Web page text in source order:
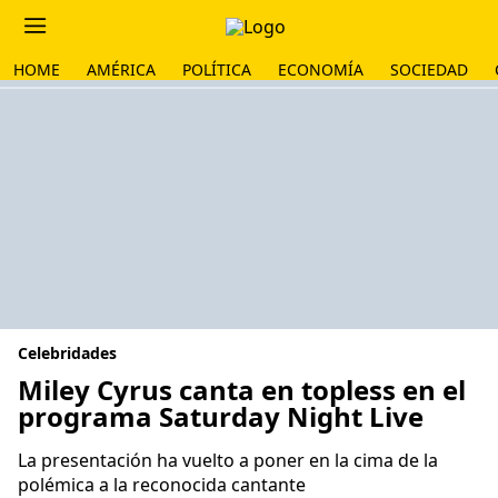
HOME AMÉRICA POLÍTICA ECONOMÍA SOCIEDAD
Celebridades
Miley Cyrus canta en topless en el
programa Saturday Night Live
La presentación ha vuelto a poner en la cima de la
polémica a la reconocida cantante